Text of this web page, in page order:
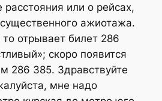
расстояния или о рейсах,
ажиотажа.
отрывает билет 286
скоро появится
286 385. Здравствуйте
мне надо